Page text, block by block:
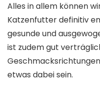
Alles in allem können
Katzenfutter definitiv
gesunde und
ist zudem gut
etwas dabei sein.